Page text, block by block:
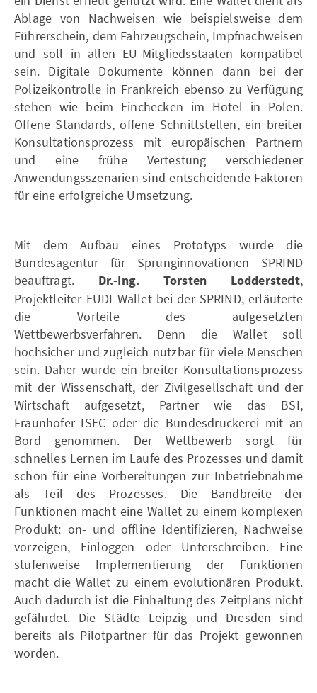
Ablage von Nachweisen wie beispielsweise dem
Führerschein, dem Fahrzeugschein, Impfnachweisen
und soll in allen EU-Mitgliedsstaaten kompatibel
sein. Digitale Dokumente können dann bei der
Polizeikontrolle in Frankreich ebenso zu Verfügung
stehen wie beim Einchecken im Hotel in Polen.
Offene Standards, offene Schnittstellen, ein breiter
Konsultationsprozess mit europäischen Partnern
und eine frühe Vertestung verschiedener
Anwendungsszenarien sind entscheidende Faktoren
für eine erfolgreiche Umsetzung.
Mit dem Aufbau eines Prototyps wurde die
Bundesagentur für Sprunginnovationen SPRIND
beauftragt. Dr.-Ing. Torsten Lodderstedt,
Projektleiter EUDI-Wallet bei der SPRIND, erläuterte
die Vorteile des aufgesetzten
Wettbewerbsverfahren. Denn die Wallet soll
hochsicher und zugleich nutzbar für viele Menschen
sein. Daher wurde ein breiter Konsultationsprozess
mit der Wissenschaft, der Zivilgesellschaft und der
Wirtschaft aufgesetzt, Partner wie das BSI,
Fraunhofer ISEC oder die Bundesdruckerei mit an
Bord genommen. Der Wettbewerb sorgt für
schnelles Lernen im Laufe des Prozesses und damit
schon für eine Vorbereitungen zur Inbetriebnahme
als Teil des Prozesses. Die Bandbreite der
Funktionen macht eine Wallet zu einem komplexen
Produkt: on- und offline Identifizieren, Nachweise
vorzeigen, Einloggen oder Unterschreiben. Eine
stufenweise Implementierung der Funktionen
macht die Wallet zu einem evolutionären Produkt.
Auch dadurch ist die Einhaltung des Zeitplans nicht
gefährdet. Die Städte Leipzig und Dresden sind
bereits als Pilotpartner für das Projekt gewonnen
worden.